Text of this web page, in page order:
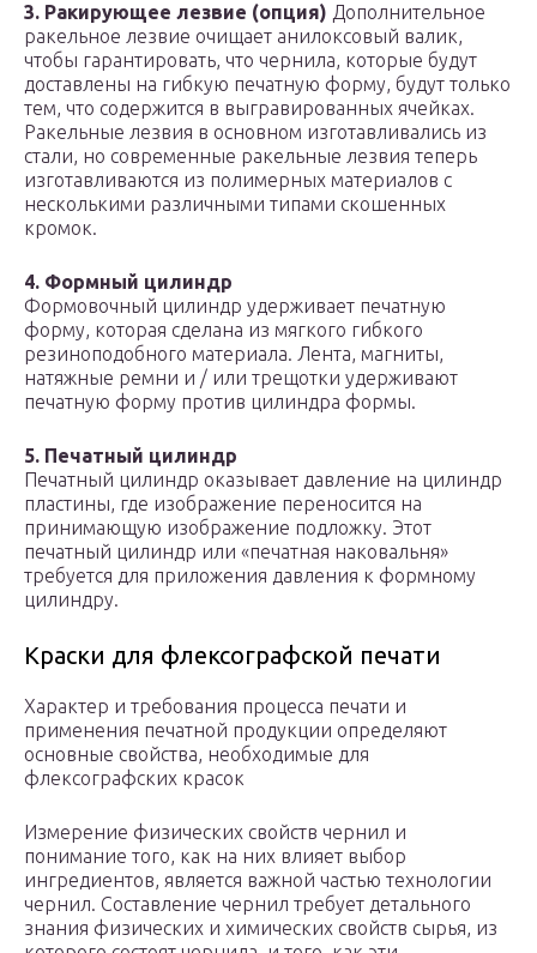
3. Ракирующее лезвие (опция) Дополнительное
ракельное лезвие очищает анилоксовый валик,
чтобы гарантировать, что чернила, которые будут
доставлены на гибкую печатную форму, будут только
тем, что содержится в выгравированных ячейках.
Ракельные лезвия в основном изготавливались из
стали, но современные ракельные лезвия теперь
изготавливаются из полимерных материалов с
несколькими различными типами скошенных
кромок.
4. Формный цилиндр
Формовочный цилиндр удерживает печатную
форму, которая сделана из мягкого гибкого
резиноподобного материала. Лента, магниты,
натяжные ремни и / или трещотки удерживают
печатную форму против цилиндра формы.
5. Печатный цилиндр
Печатный цилиндр оказывает давление на цилиндр
пластины, где изображение переносится на
принимающую изображение подложку. Этот
печатный цилиндр или «печатная наковальня»
требуется для приложения давления к формному
цилиндру.
Краски для флексографской печати
Характер и требования процесса печати и
применения печатной продукции определяют
основные свойства, необходимые для
флексографских красок
Измерение физических свойств чернил и
понимание того, как на них влияет выбор
ингредиентов, является важной частью технологии
чернил. Составление чернил требует детального
знания физических и химических свойств сырья, из